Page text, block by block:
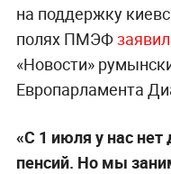
на поддержку
полях ПМЭФ
«Новости»
Европарламента
«С 1 июля у нас нет
пенсий. Но мы